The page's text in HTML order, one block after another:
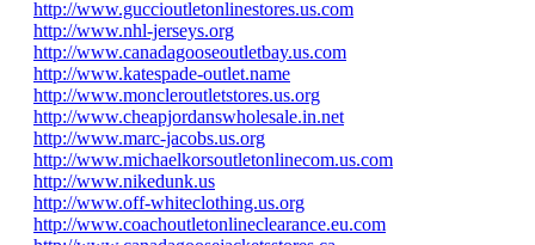
http://www.guccioutletonlinestores.us.com
http://www.nhl-jerseys.org
http://www.canadagooseoutletbay.us.com
http://www.katespade-outlet.name
http://www.moncleroutletstores.us.org
http://www.cheapjordanswholesale.in.net
http://www.marc-jacobs.us.org
http://www.michaelkorsoutletonlinecom.us.com
http://www.nikedunk.us
http://www.off-whiteclothing.us.org
http://www.coachoutletonlineclearance.eu.com